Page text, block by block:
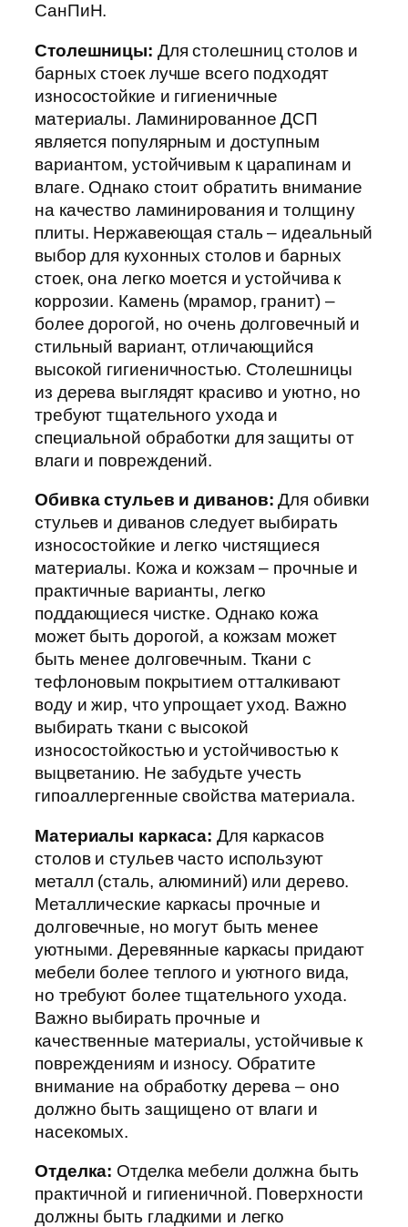
СанПиН.
Столешницы: Для столешниц столов и
барных стоек лучше всего подходят
износостойкие и гигиеничные
материалы. Ламинированное ДСП
является популярным и доступным
вариантом, устойчивым к царапинам и
влаге. Однако стоит обратить внимание
на качество ламинирования и толщину
плиты. Нержавеющая сталь – идеальный
выбор для кухонных столов и барных
стоек, она легко моется и устойчива к
коррозии. Камень (мрамор, гранит) –
более дорогой, но очень долговечный и
стильный вариант, отличающийся
высокой гигиеничностью. Столешницы
из дерева выглядят красиво и уютно, но
требуют тщательного ухода и
специальной обработки для защиты от
влаги и повреждений.
Обивка стульев и диванов: Для обивки
стульев и диванов следует выбирать
износостойкие и легко чистящиеся
материалы. Кожа и кожзам – прочные и
практичные варианты, легко
поддающиеся чистке. Однако кожа
может быть дорогой, а кожзам может
быть менее долговечным. Ткани с
тефлоновым покрытием отталкивают
воду и жир, что упрощает уход. Важно
выбирать ткани с высокой
износостойкостью и устойчивостью к
выцветанию. Не забудьте учесть
гипоаллергенные свойства материала.
Материалы каркаса: Для каркасов
столов и стульев часто используют
металл (сталь, алюминий) или дерево.
Металлические каркасы прочные и
долговечные, но могут быть менее
уютными. Деревянные каркасы придают
мебели более теплого и уютного вида,
но требуют более тщательного ухода.
Важно выбирать прочные и
качественные материалы, устойчивые к
повреждениям и износу. Обратите
внимание на обработку дерева – оно
должно быть защищено от влаги и
насекомых.
Отделка: Отделка мебели должна быть
практичной и гигиеничной. Поверхности
должны быть гладкими и легко